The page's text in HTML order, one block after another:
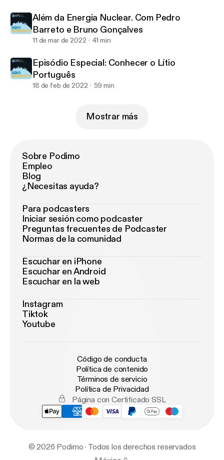
Além da Energia Nuclear. Com Pedro
Barreto e Bruno Gonçalves
11 de mar de 2022 41 min
Episódio Especial: Conhecer o Lítio
Português
18 de feb de 2022 59 min
Mostrar más
Sobre Podimo
Empleo
Blog
¿Necesitas ayuda?
Para podcasters
Iniciar sesión como podcaster
Preguntas frecuentes de Podcaster
Normas de la comunidad
Escuchar en iPhone
Escuchar en Android
Escuchar en la web
Instagram
Tiktok
Youtube
Código de conducta
Política de contenido
Términos de servicio
Política de Privacidad
Página con Certificado SSL
© 2026 Podimo · Todos los derechos reservados